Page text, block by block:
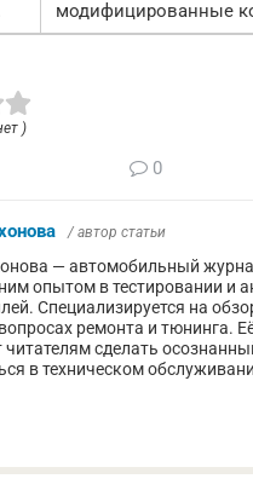
модифицированные
)
0
/ автор статьи
— автомобильный
опытом в тестировании и
Специализируется на
ремонта и тюнинга.
сделать
в техническом